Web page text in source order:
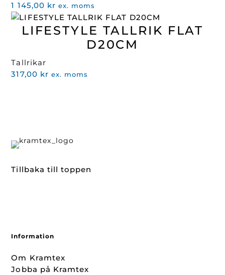
1 145,00 kr ex. moms
LIFESTYLE TALLRIK FLAT
D20CM
Tallrikar
317,00 kr ex. moms
Tillbaka till toppen
Information
Om Kramtex
Jobba på Kramtex